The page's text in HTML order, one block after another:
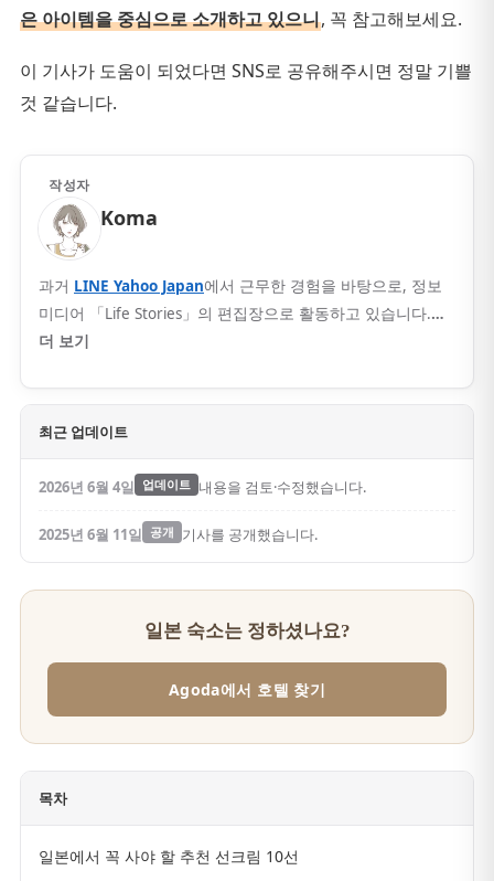
은 아이템을 중심으로 소개하고 있으니, 꼭 참고해보세요.
이 기사가 도움이 되었다면 SNS로 공유해주시면 정말 기쁠
것 같습니다.
작성자
Koma
과거 LINE Yahoo Japan에서 근무한 경험을 바탕으로, 정보
미디어 「Life Stories」의 편집장으로 활동하고 있습니다.…
더 보기
최근 업데이트
2026년 6월 4일 업데이트 내용을 검토·수정했습니다.
2025년 6월 11일 공개 기사를 공개했습니다.
일본 숙소는 정하셨나요?
Agoda에서 호텔 찾기
목차
일본에서 꼭 사야 할 추천 선크림 10선